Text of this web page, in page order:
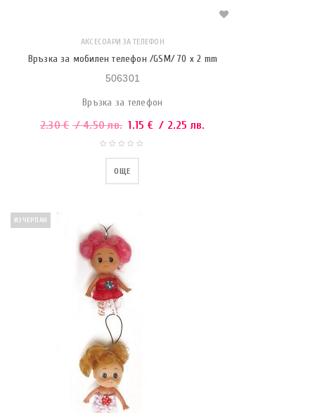
АКСЕСОАРИ ЗА ТЕЛЕФОН
Връзка за мобилен телефон /GSM/ 70 x 2 mm
506301
Връзка за телефон
2.30€ / 4.50 лв. 1.15 € / 2.25 лв.
ОЩЕ
ИЗЧЕРПАН